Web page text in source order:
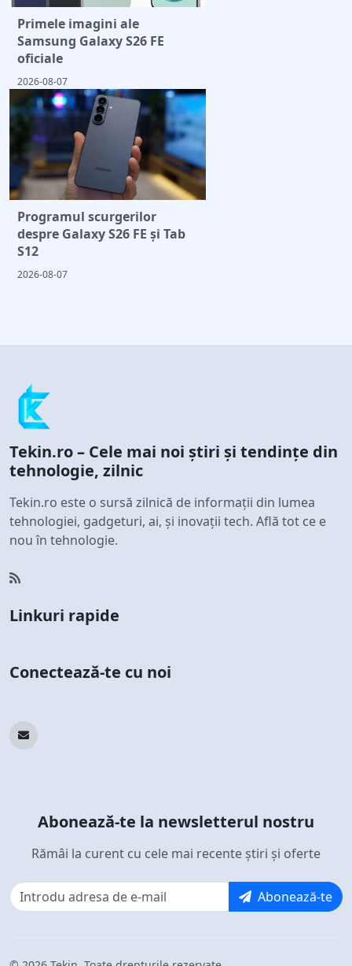
Primele imagini ale
Samsung Galaxy S26 FE
oficiale
2026-08-07
Programul scurgerilor
despre Galaxy S26 FE și Tab
S12
2026-08-07
Tekin.ro – Cele mai noi știri și tendințe din
tehnologie, zilnic
Tekin.ro este o sursă zilnică de informații din lumea
tehnologiei, gadgeturi, ai, și inovații tech. Află tot ce e
nou în tehnologie.
Linkuri rapide
Conectează-te cu noi
Abonează-te la newsletterul nostru
Rămâi la curent cu cele mai recente știri și oferte
Abonează-te